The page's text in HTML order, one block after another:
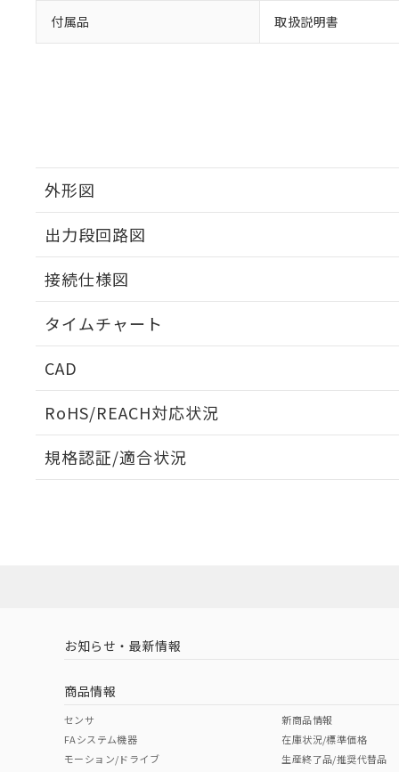
付属品 取扱説明書
外形図
出力段回路図
接続仕様図
タイムチャート
CAD
RoHS/REACH対応状況
EU RoHS 注意事項・凡例
中国 RoHS 注意事項・凡例
中国 RoHS表
Pb Hg Cr(VI)
規格認証/適合状況
（イギリス
（ノルウェー
お知らせ・最新情報
商品情報
センサ
FAシステム機器
モーション/ドライブ
新商品情報
在庫状況/標準価格
生産終了品/推奨代替品